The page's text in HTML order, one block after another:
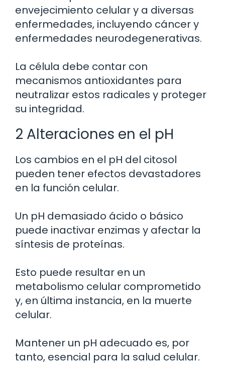
envejecimiento celular y a diversas
enfermedades, incluyendo cáncer y
enfermedades neurodegenerativas.
La célula debe contar con
mecanismos antioxidantes para
neutralizar estos radicales y proteger
su integridad.
2 Alteraciones en el pH
Los cambios en el pH del citosol
pueden tener efectos devastadores
en la función celular.
Un pH demasiado ácido o básico
puede inactivar enzimas y afectar la
síntesis de proteínas.
Esto puede resultar en un
metabolismo celular comprometido
y, en última instancia, en la muerte
celular.
Mantener un pH adecuado es, por
tanto, esencial para la salud celular.